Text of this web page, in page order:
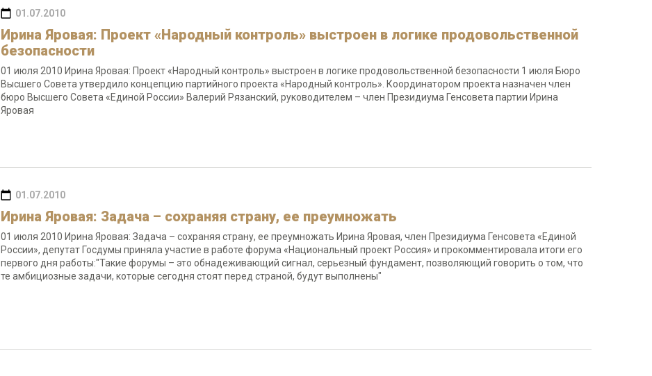
01.07.2010
Ирина Яровая: Проект «Народный контроль» выстроен в логике продовольственной
безопасности
01 июля 2010 Ирина Яровая: Проект «Народный контроль» выстроен в логике продовольственной безопасности 1 июля Бюро
Высшего Совета утвердило концепцию партийного проекта «Народный контроль». Координатором проекта назначен член
бюро Высшего Совета «Единой России» Валерий Рязанский, руководителем – член Президиума Генсовета партии Ирина
Яровая
01.07.2010
Ирина Яровая: Задача – сохраняя страну, ее преумножать
01 июля 2010 Ирина Яровая: Задача – сохраняя страну, ее преумножать Ирина Яровая, член Президиума Генсовета «Единой
России», депутат Госдумы приняла участие в работе форума «Национальный проект Россия» и прокомментировала итоги его
первого дня работы:"Такие форумы – это обнадеживающий сигнал, серьезный фундамент, позволяющий говорить о том, что
те амбициозные задачи, которые сегодня стоят перед страной, будут выполнены"